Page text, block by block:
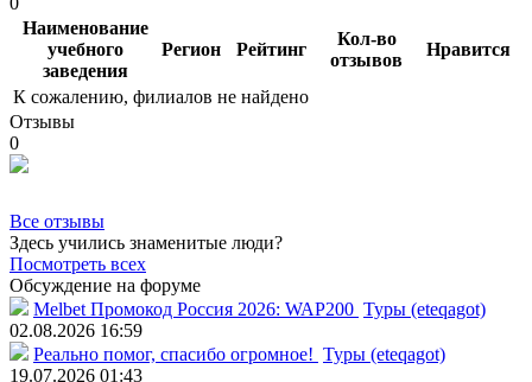
Наименование
учебного
заведения
Регион Рейтинг
Кол-во
отзывов
Нравится
К сожалению, филиалов не найдено
Отзывы
0
Все отзывы
Здесь учились знаменитые люди?
Посмотреть всех
Обсуждение на форуме
Melbet Промокод Россия 2026: WAP200 Туры (eteqagot)
02.08.2026 16:59
Реально помог, спасибо огромное! Туры (eteqagot)
19.07.2026 01:43